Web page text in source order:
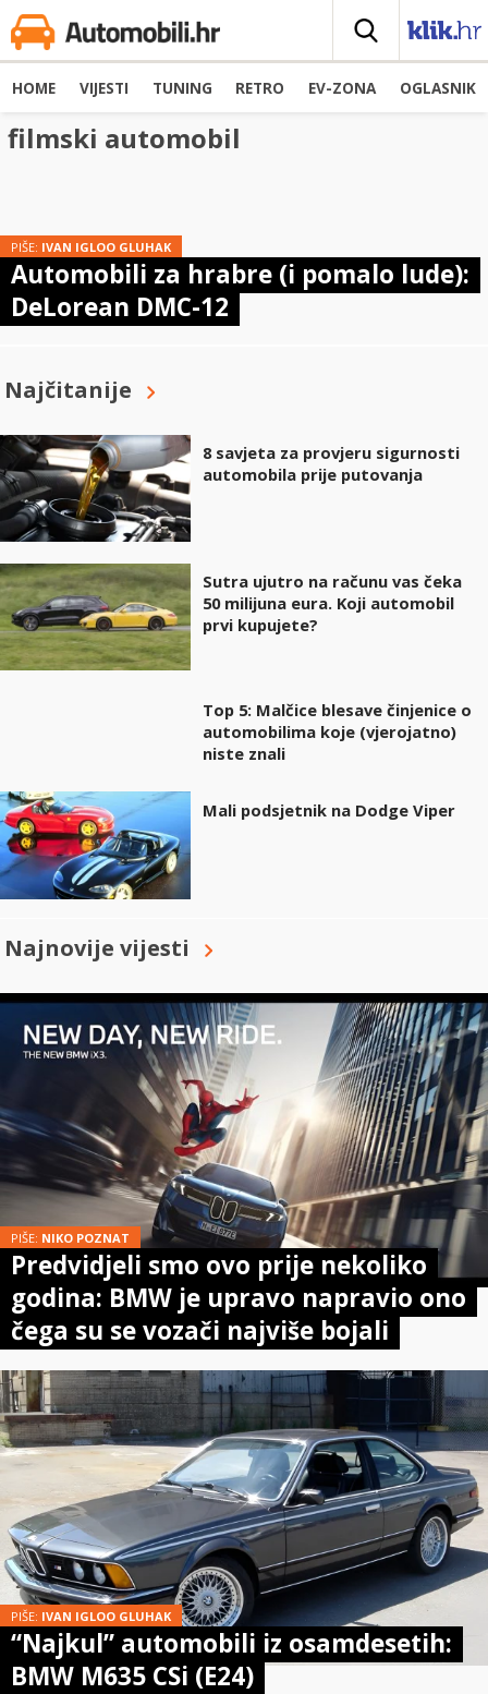
HOME VIJESTI TUNING RETRO EV-ZONA OGLASNIK
filmski automobil
PIŠE: IVAN IGLOO GLUHAK
Automobili za hrabre (i pomalo lude):
DeLorean DMC-12
Najčitanije
8 savjeta za provjeru sigurnosti
automobila prije putovanja
Sutra ujutro na računu vas čeka
50 milijuna eura. Koji automobil
prvi kupujete?
Top 5: Malčice blesave činjenice o
automobilima koje (vjerojatno)
niste znali
Mali podsjetnik na Dodge Viper
Najnovije vijesti
PIŠE: NIKO POZNAT
Predvidjeli smo ovo prije nekoliko
godina: BMW je upravo napravio ono
čega su se vozači najviše bojali
PIŠE: IVAN IGLOO GLUHAK
“Najkul” automobili iz osamdesetih:
BMW M635 CSi (E24)